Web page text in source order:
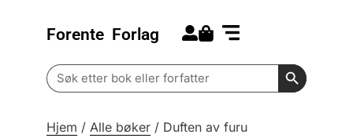
Forente Forlag
Search
for:
Search
Hjem / Alle bøker / Duften av furu